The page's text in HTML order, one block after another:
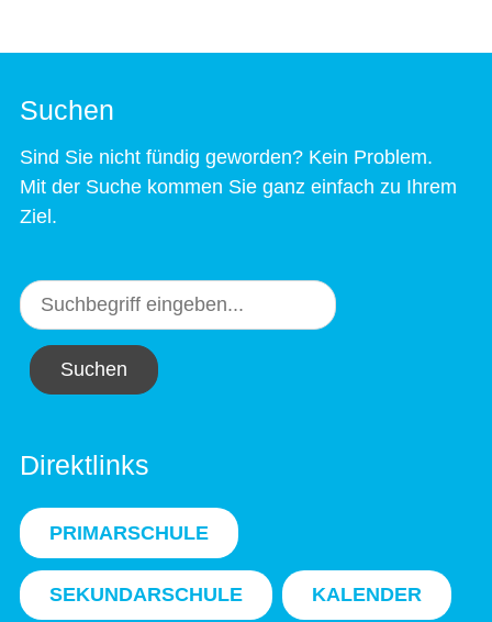
Direktlinks
PRIMARSCHULE
SEKUNDARSCHULE KALENDER
Suchen
Sind Sie nicht fündig geworden? Kein Problem.
Mit der Suche kommen Sie ganz einfach zu Ihrem
Ziel.
Suchen